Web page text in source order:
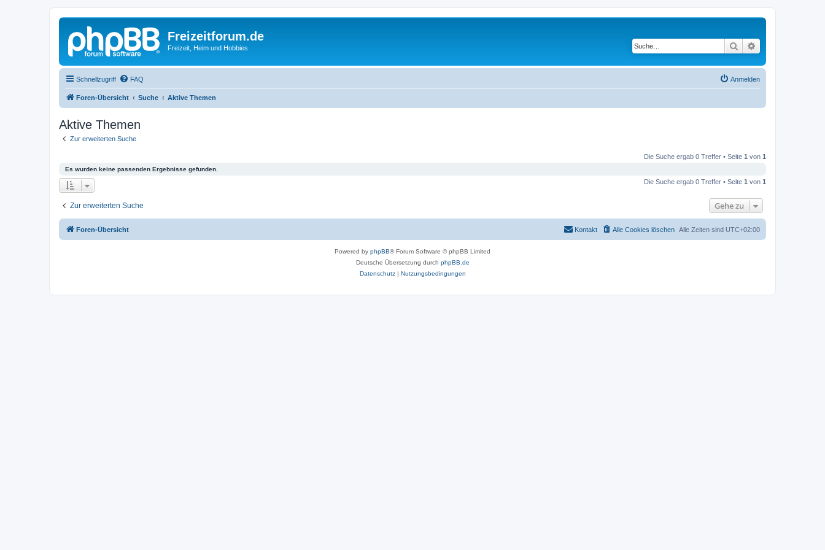
Freizeitforum.de
Freizeit, Heim und Hobbies Suche
Schnellzugriff FAQ Anmelden
Foren-Übersicht Suche Aktive Themen
Aktive Themen
Zur erweiterten Suche
Die Suche ergab 0 Treffer • Seite 1 von 1
Es wurden keine passenden Ergebnisse gefunden.
Die Suche ergab 0 Treffer • Seite 1 von 1
Zur erweiterten Suche Gehe zu
Foren-Übersicht Alle Zeiten sind UTC+02:00
Alle Cookies löschen
Kontakt
Powered by phpBB® Forum Software © phpBB Limited
Deutsche Übersetzung durch phpBB.de
Datenschutz| Nutzungsbedingungen